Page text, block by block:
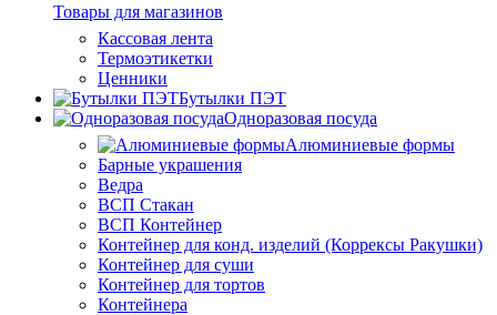
Товары для магазинов
Кассовая лента
Термоэтикетки
Ценники
Бутылки ПЭТ
Одноразовая посуда
Алюминиевые формы
Барные украшения
Ведра
ВСП Стакан
ВСП Контейнер
Контейнер для конд. изделий (Коррексы Ракушки)
Контейнер для суши
Контейнер для тортов
Контейнера